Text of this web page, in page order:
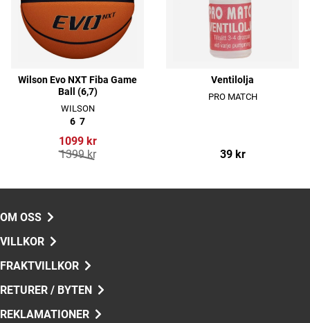
Wilson Evo NXT Fiba Game
Ball (6,7)
WILSON
6 7
1099 kr
1399 kr
Ventilolja
PRO MATCH
39 kr
OM OSS
VILLKOR
FRAKTVILLKOR
RETURER / BYTEN
REKLAMATIONER